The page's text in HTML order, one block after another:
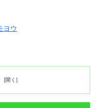
ヨウ